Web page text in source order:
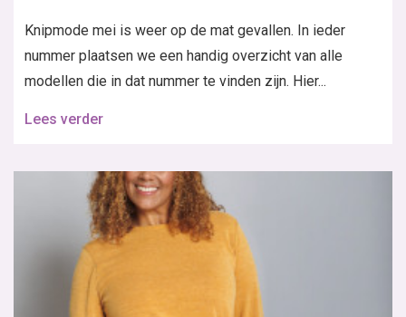
Knipmode mei is weer op de mat gevallen. In ieder
nummer plaatsen we een handig overzicht van alle
modellen die in dat nummer te vinden zijn. Hier...
Lees verder